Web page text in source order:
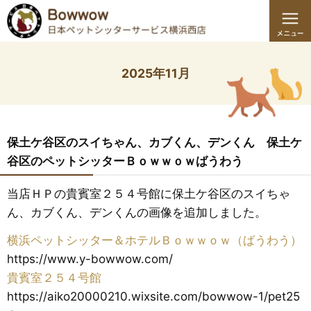
2025年11月
保土ケ谷区のスイちゃん、カブくん、デンくん 保土ケ
谷区のペットシッターＢｏｗｗｏｗばうわう
当店ＨＰの貴賓室２５４号館に保土ケ谷区のスイちゃ
ん、カブくん、デンくんの画像を追加しました。
横浜ペットシッター＆ホテルＢｏｗｗｏｗ（ばうわう）
https://www.y-bowwow.com/
貴賓室２５４号館
https://aiko20000210.wixsite.com/bowwow-1/pet25